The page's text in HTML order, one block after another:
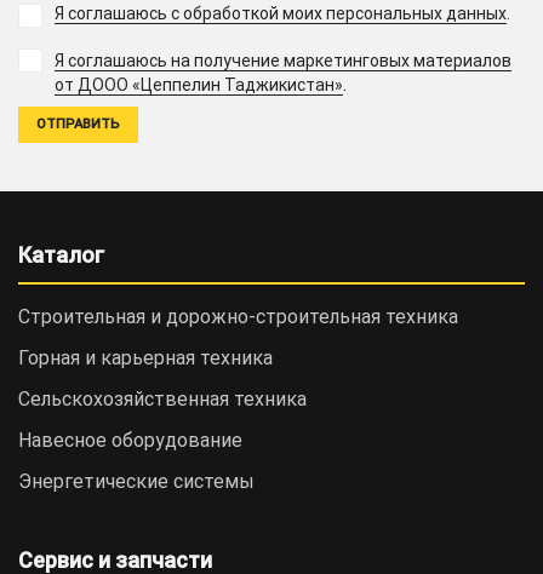
Я соглашаюсь с обработкой моих персональных данных
Я соглашаюсь на получение маркетинговых материалов
от ДООО «Цеппелин Таджикистан».
Каталог
Строительная и дорожно-cтроительная техника
Горная и карьерная техника
Сельскохозяйственная техника
Навесное оборудование
Энергетические системы
Сервис и запчасти